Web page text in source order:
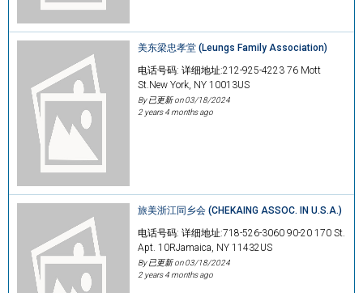
美东梁忠孝堂 (Leungs Family Association)
电话号码: 详细地址:212-925-4223 76 Mott
St.New York, NY 10013US
By 已更新 on03/18/2024
2 years 4 months ago
旅美浙江同乡会 (CHEKAING ASSOC. IN U.S.A.)
电话号码: 详细地址:718-526-3060 90-20 170 St.
Apt. 10RJamaica, NY 11432US
By 已更新 on03/18/2024
2 years 4 months ago